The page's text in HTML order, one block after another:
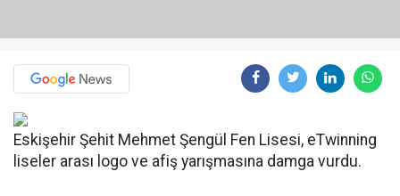
Eskişehir Şehit Mehmet Şengül Fen Lisesi, eTwinning
liseler arası logo ve afiş yarışmasına damga vurdu.